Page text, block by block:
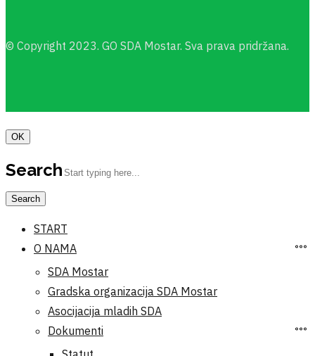
© Copyright 2023. GO SDA Mostar. Sva prava pridržana.
OK
Search
START
O NAMA
SDA Mostar
Gradska organizacija SDA Mostar
Asocijacija mladih SDA
Dokumenti